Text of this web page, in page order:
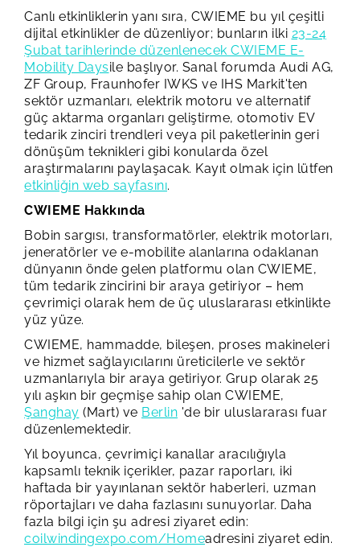
Canlı etkinliklerin yanı sıra, CWIEME bu yıl çeşitli
dijital etkinlikler de düzenliyor; bunların ilki 23-24
Şubat tarihlerinde düzenlenecek CWIEME E-
Mobility Daysile başlıyor. Sanal forumda Audi AG,
ZF Group, Fraunhofer IWKS ve IHS Markit'ten
sektör uzmanları, elektrik motoru ve alternatif
güç aktarma organları geliştirme, otomotiv EV
tedarik zinciri trendleri veya pil paketlerinin geri
dönüşüm teknikleri gibi konularda özel
araştırmalarını paylaşacak. Kayıt olmak için lütfen
etkinliğin web sayfasını.
CWIEME Hakkında
Bobin sargısı, transformatörler, elektrik motorları,
jeneratörler ve e-mobilite alanlarına odaklanan
dünyanın önde gelen platformu olan CWIEME,
tüm tedarik zincirini bir araya getiriyor – hem
çevrimiçi olarak hem de üç uluslararası etkinlikte
yüz yüze.
CWIEME, hammadde, bileşen, proses makineleri
ve hizmet sağlayıcılarını üreticilerle ve sektör
uzmanlarıyla bir araya getiriyor. Grup olarak 25
yılı aşkın bir geçmişe sahip olan CWIEME,
Şanghay (Mart) ve Berlin 'de bir uluslararası fuar
düzenlemektedir.
Yıl boyunca, çevrimiçi kanallar aracılığıyla
kapsamlı teknik içerikler, pazar raporları, iki
haftada bir yayınlanan sektör haberleri, uzman
röportajları ve daha fazlasını sunuyorlar. Daha
fazla bilgi için şu adresi ziyaret edin:
coilwindingexpo.com/Homeadresini ziyaret edin.